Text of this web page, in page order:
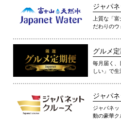
ジャパ
上質な「
だわりのウ
グルメ
毎月届く、
しい」で生
ジャパ
ジャパネ
動の豪華ク